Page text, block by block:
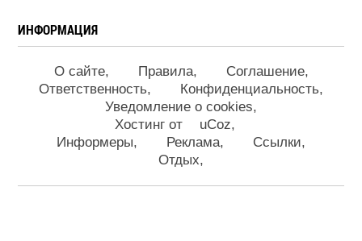
ИНФОРМАЦИЯ
О сайте Правила
Соглашение
Ответственность
Конфиденциальность
Уведомление о cookies
Хостинг от
uCoz
Информеры
Реклама
Ссылки
Отдых